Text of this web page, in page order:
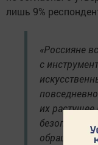
лишь 9%
«Россияне
с
их растущее
обращений